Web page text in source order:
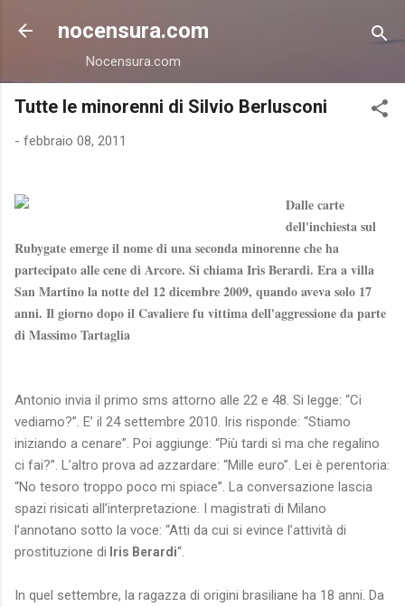
Passa ai contenuti principali
nocensura.com
Nocensura.com
Tutte le minorenni di Silvio Berlusconi
- febbraio 08, 2011
Dalle carte
dell'inchiesta sul
Rubygate emerge il nome di una seconda minorenne che ha
partecipato alle cene di Arcore. Si chiama Iris Berardi. Era a villa
San Martino la notte del 12 dicembre 2009, quando aveva solo 17
anni. Il giorno dopo il Cavaliere fu vittima dell'aggressione da parte
di Massimo Tartaglia
Antonio invia il primo sms attorno alle 22 e 48. Si legge: “Ci
vediamo?”. E’ il 24 settembre 2010. Iris risponde: “Stiamo
iniziando a cenare”. Poi aggiunge: “Più tardi sì ma che regalino
ci fai?”. L’altro prova ad azzardare: “Mille euro”. Lei è perentoria:
“No tesoro troppo poco mi spiace”. La conversazione lascia
spazi risicati all’interpretazione. I magistrati di Milano
l’annotano sotto la voce: “Atti da cui si evince l’attività di
prostituzione di Iris Berardi“.
In quel settembre, la ragazza di origini brasiliane ha 18 anni. Da